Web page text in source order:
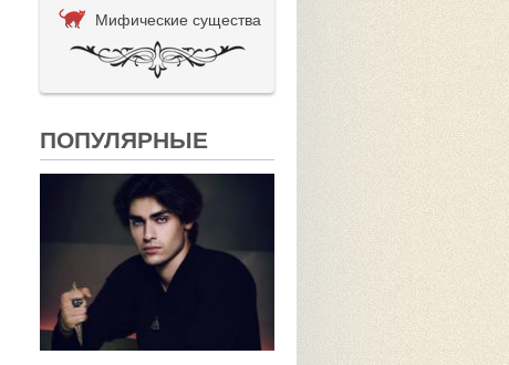
Мифические существа
ПОПУЛЯРНЫЕ